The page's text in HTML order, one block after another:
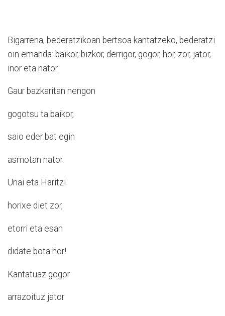
Bigarrena, bederatzikoan bertsoa kantatzeko, bederatzi
oin emanda: baikor, bizkor, derrigor, gogor, hor, zor, jator,
inor eta nator.
Gaur bazkaritan nengon
gogotsu ta baikor,
saio eder bat egin
asmotan nator.
Unai eta Haritzi
horixe diet zor,
etorri eta esan
didate bota hor!
Kantatuaz gogor
arrazoituz jator